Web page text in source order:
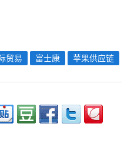
贸易 富士康 苹果供应链